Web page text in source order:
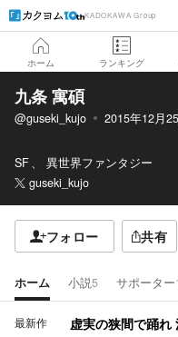
KADOKAWA Group
ホーム ランキング
九条 寓碩
@guseki_kujo 2015年12月
SF
異世界ファンタジー
guseki_kujo
フォロー 共有
ホーム 小説5 サポーター
最新作 虚実の狭間で踊れ